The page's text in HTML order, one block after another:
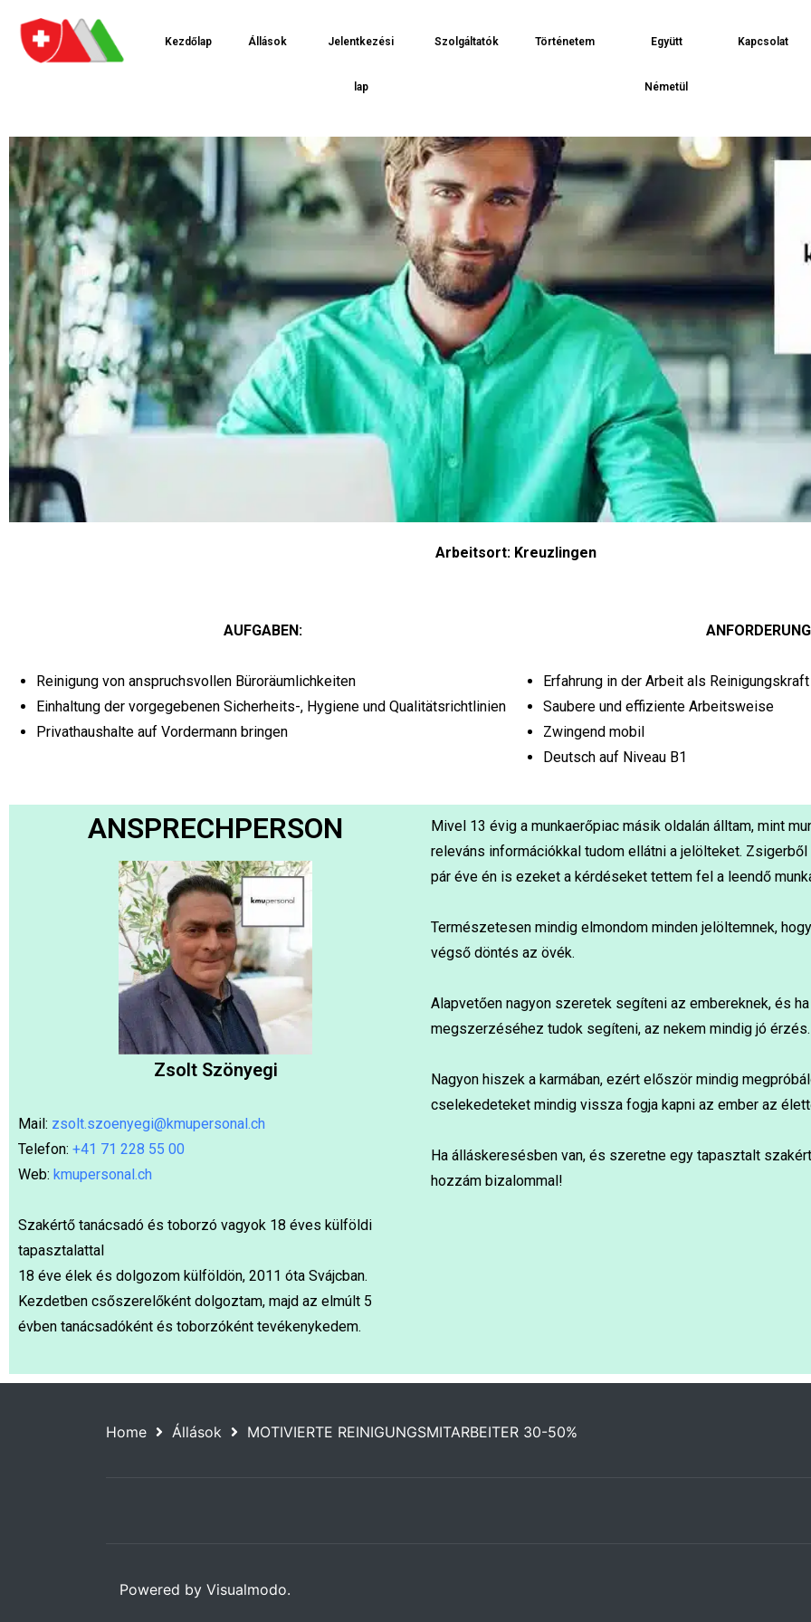
Kezdőlap Állások Jelentkezési
lap
Szolgáltatók Történetem Együtt
Németül
Kapcsolat
Arbeitsort: Kreuzlingen
AUFGABEN:
Reinigung von anspruchsvollen Büroräumlichkeiten
Einhaltung der vorgegebenen Sicherheits-, Hygiene und Qualitätsrichtlinien
Privathaushalte auf Vordermann bringen
Erfahrung in der Arbeit als Reinigungskraft
Saubere und effiziente Arbeitsweise
Zwingend mobil
Deutsch auf Niveau B1
ANSPRECHPERSON
Zsolt Szönyegi
Mail: zsolt.szoenyegi@kmupersonal.ch
Telefon: +41 71 228 55 00
Web: kmupersonal.ch
Szakértő tanácsadó és toborzó vagyok 18 éves külföldi
tapasztalattal
18 éve élek és dolgozom külföldön, 2011 óta Svájcban.
Kezdetben csőszerelőként dolgoztam, majd az elmúlt 5
évben tanácsadóként és toborzóként tevékenykedem.
Mivel 13 évig a munkaerőpiac másik oldalán álltam, mint
releváns információkkal tudom ellátni a jelölteket.
pár éve én is ezeket a kérdéseket tettem fel a leendő
Természetesen mindig elmondom minden jelöltemnek,
végső döntés az övék.
Alapvetően nagyon szeretek segíteni az embereknek, és
megszerzéséhez tudok segíteni, az nekem mindig jó érzés.
Nagyon hiszek a karmában, ezért először mindig
cselekedeteket mindig vissza fogja kapni az ember az
Ha álláskeresésben van, és szeretne egy tapasztalt
hozzám bizalommal!
Home Állások MOTIVIERTE REINIGUNGSMITARBEITER 30-50%
Powered by Visualmodo.